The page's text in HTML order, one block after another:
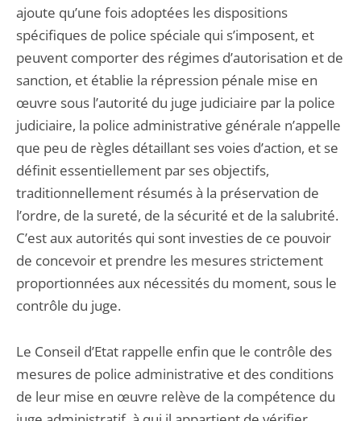
ajoute qu’une fois adoptées les dispositions
spécifiques de police spéciale qui s’imposent, et
peuvent comporter des régimes d’autorisation et de
sanction, et établie la répression pénale mise en
œuvre sous l’autorité du juge judiciaire par la police
judiciaire, la police administrative générale n’appelle
que peu de règles détaillant ses voies d’action, et se
définit essentiellement par ses objectifs,
traditionnellement résumés à la préservation de
l’ordre, de la sureté, de la sécurité et de la salubrité.
C’est aux autorités qui sont investies de ce pouvoir
de concevoir et prendre les mesures strictement
proportionnées aux nécessités du moment, sous le
contrôle du juge.
Le Conseil d’Etat rappelle enfin que le contrôle des
mesures de police administrative et des conditions
de leur mise en œuvre relève de la compétence du